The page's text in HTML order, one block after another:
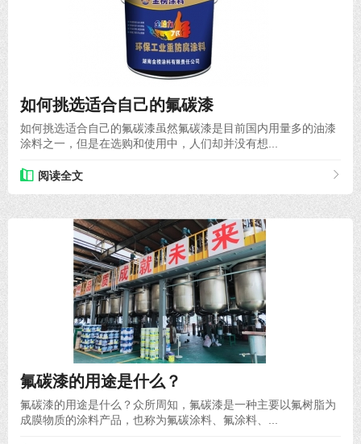
如何挑选适合自己的氟碳漆
如何挑选适合自己的氟碳漆虽然氟碳漆是目前国内用量多的油漆
涂料之一，但是在选购和使用中，人们却并没有想...
阅读全文
氟碳漆的用途是什么？
氟碳漆的用途是什么？众所周知，氟碳漆是一种主要以氟树脂为
成膜物质的涂料产品，也称为氟碳涂料、氟涂料、...